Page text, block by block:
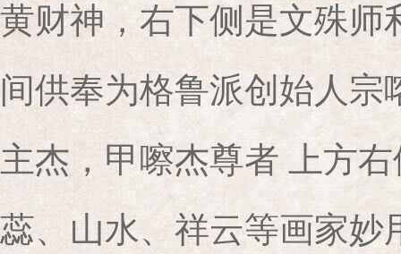
黄财神，右下侧是文殊师
间供奉为格鲁派创始人
主杰，甲嚓杰尊者 上方
蕊、山水、祥云等画家妙